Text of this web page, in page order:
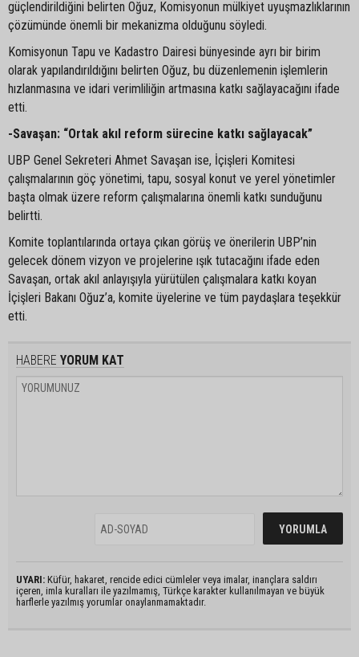
güçlendirildiğini belirten Oğuz, Komisyonun mülkiyet uyuşmazlıklarının
çözümünde önemli bir mekanizma olduğunu söyledi.
Komisyonun Tapu ve Kadastro Dairesi bünyesinde ayrı bir birim
olarak yapılandırıldığını belirten Oğuz, bu düzenlemenin işlemlerin
hızlanmasına ve idari verimliliğin artmasına katkı sağlayacağını ifade
etti.
-Savaşan: “Ortak akıl reform sürecine katkı sağlayacak”
UBP Genel Sekreteri Ahmet Savaşan ise, İçişleri Komitesi
çalışmalarının göç yönetimi, tapu, sosyal konut ve yerel yönetimler
başta olmak üzere reform çalışmalarına önemli katkı sunduğunu
belirtti.
Komite toplantılarında ortaya çıkan görüş ve önerilerin UBP’nin
gelecek dönem vizyon ve projelerine ışık tutacağını ifade eden
Savaşan, ortak akıl anlayışıyla yürütülen çalışmalara katkı koyan
İçişleri Bakanı Oğuz’a, komite üyelerine ve tüm paydaşlara teşekkür
etti.
HABERE YORUM KAT
UYARI: Küfür, hakaret, rencide edici cümleler veya imalar, inançlara saldırı
içeren, imla kuralları ile yazılmamış, Türkçe karakter kullanılmayan ve büyük
harflerle yazılmış yorumlar onaylanmamaktadır.